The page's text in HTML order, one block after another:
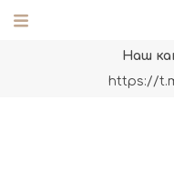
Наш
https://